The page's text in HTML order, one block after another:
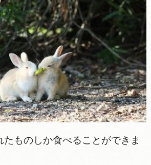
たものしか食べることができま